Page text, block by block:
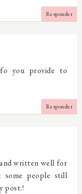
Responder
you provide to
Responder
written well for
some people still
post.!